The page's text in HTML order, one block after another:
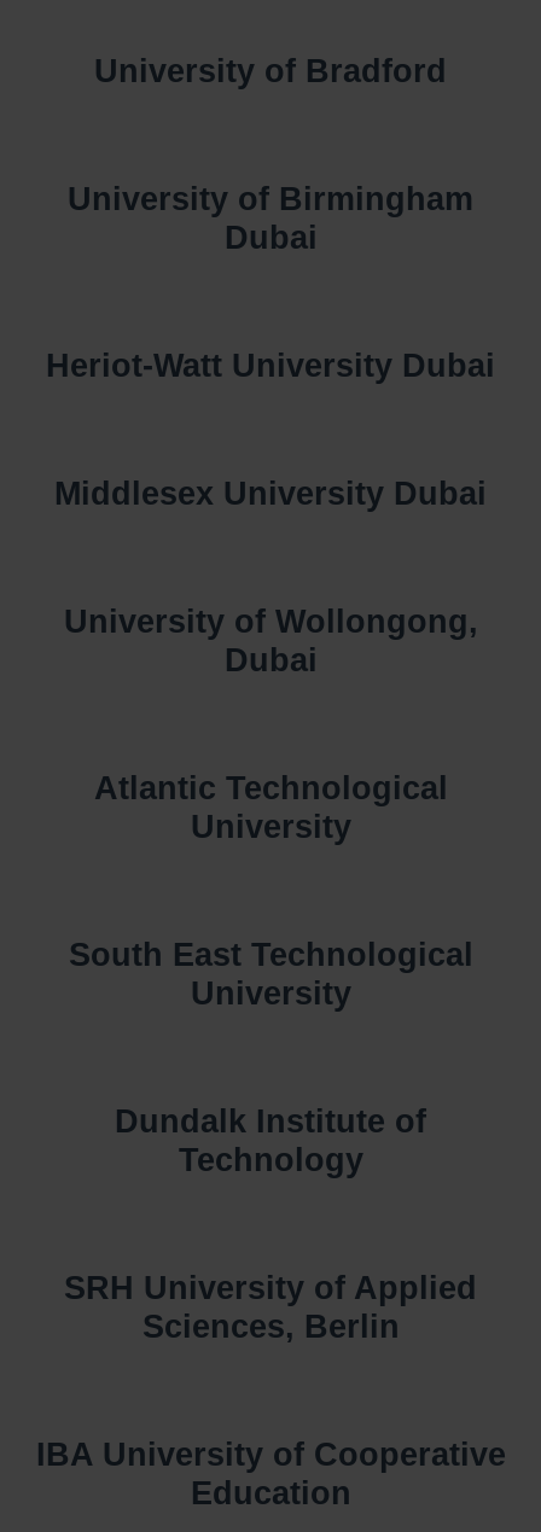
University of Bradford
University of Birmingham
Dubai
Heriot-Watt University Dubai
Middlesex University Dubai
University of Wollongong,
Dubai
Atlantic Technological
University
South East Technological
University
Dundalk Institute of
Technology
SRH University of Applied
Sciences, Berlin
IBA University of Cooperative
Education